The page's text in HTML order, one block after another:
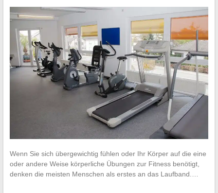
Wenn Sie sich übergewichtig fühlen oder Ihr Körper auf die eine
oder andere Weise körperliche Übungen zur Fitness benötigt,
denken die meisten Menschen als erstes an das Laufband.…